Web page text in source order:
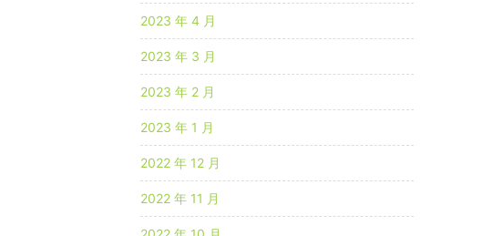
2023 年 4 月
2023 年 3 月
2023 年 2 月
2023 年 1 月
2022 年 12 月
2022 年 11 月